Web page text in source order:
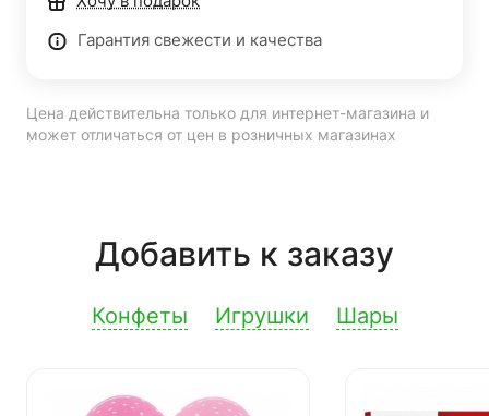
Гарантия свежести и качества
Цена действительна только для интернет-магазина и
может отличаться от цен в розничных магазинах
Добавить к заказу
Конфеты Игрушки Шары